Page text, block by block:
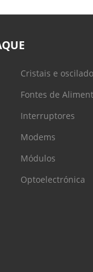
Cristais e
Fontes de
Interruptores
Modems
Módulos
Optoelectrónica